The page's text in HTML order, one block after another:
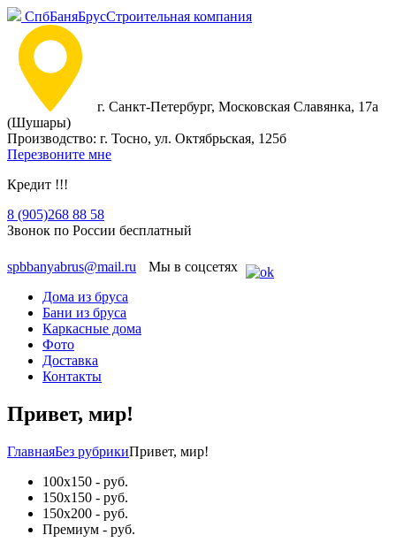
СпбБаняБрусСтроительная компания
г. Санкт-Петербург, Московская Славянка, 17а
(Шушары)
Производство: г. Тосно, ул. Октябрьская, 125б
Перезвоните мне
Кредит !!!
8 (905)268 88 58
Звонок по России бесплатный
spbbanyabrus@mail.ru
Мы в соцсетях
Дома из бруса
Бани из бруса
Каркасные дома
Фото
Доставка
Контакты
Привет, мир!
ГлавнаяБез рубрикиПривет, мир!
100х150 - руб.
150х150 - руб.
150х200 - руб.
Премиум - руб.